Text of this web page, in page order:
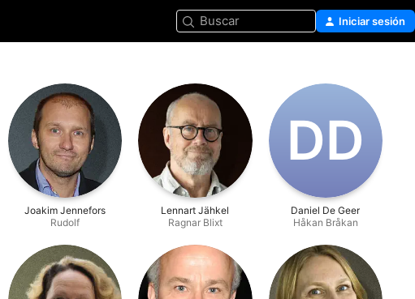
Buscar Iniciar sesión
Joakim Jennefors
Rudolf
Lennart Jähkel
Ragnar Blixt
D‌D
Daniel De Geer
Håkan Bråkan